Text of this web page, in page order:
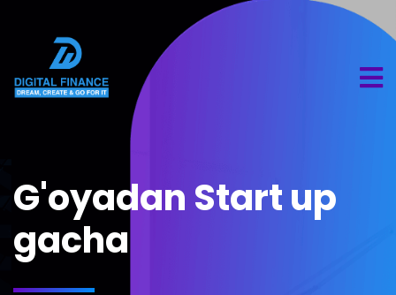
G'oyadan Start up
gacha